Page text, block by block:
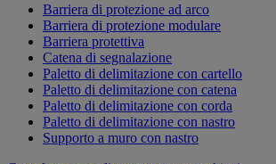
Barriera di protezione ad arco
Barriera di protezione modulare
Barriera protettiva
Catena di segnalazione
Paletto di delimitazione con cartello
Paletto di delimitazione con catena
Paletto di delimitazione con corda
Paletto di delimitazione con nastro
Supporto a muro con nastro